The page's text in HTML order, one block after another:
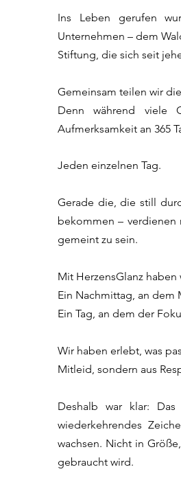
Ins Leben gerufen
Unternehmen – dem
Stiftung, die sich seit
Gemeinsam teilen wir
Denn während viele
Aufmerksamkeit an 365
Jeden einzelnen Tag.
Gerade die, die still
bekommen – verdienen
gemeint zu sein.
Mit HerzensGlanz
Ein Nachmittag, an dem
Ein Tag, an dem der
Wir haben erlebt, was
Mitleid, sondern aus
Deshalb war klar:
wiederkehrendes
wachsen. Nicht in
gebraucht wird.